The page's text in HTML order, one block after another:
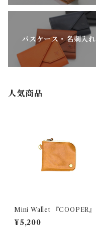
パスケース・名刺入れ
人気商品
Mini Wallet 『COOPER』
¥5,200